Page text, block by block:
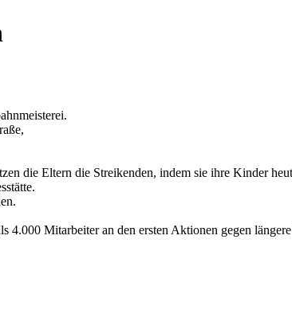
die Eltern die Streikenden, indem sie ihre Kinder
4.000 Mitarbeiter an den ersten Aktionen gegen